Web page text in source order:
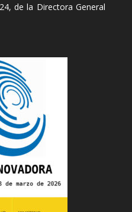
de la Directora General